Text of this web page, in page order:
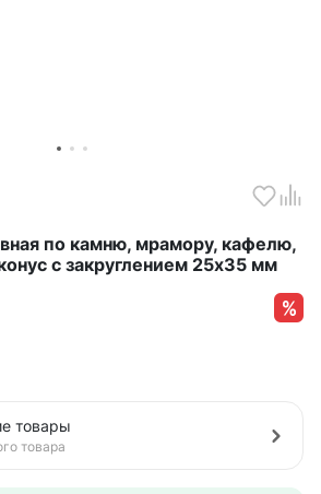
по камню, мрамору, кафелю,
с закруглением 25х35 мм
товары
товара